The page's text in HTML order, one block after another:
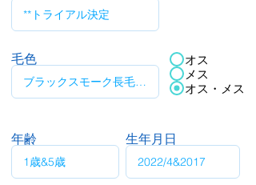
毛色
オス
メス
オス・メス
年齢 生年月日